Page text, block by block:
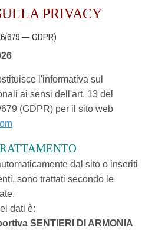
PRIVACY
679 — GDPR)
l'informativa sul
ai sensi dell'art. 13 del
(GDPR) per il sito web
dal sito o inseriti
sono trattati secondo le
dati è:
SENTIERI DI ARMONIA